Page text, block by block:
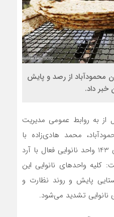
محمودآباد از رصد و پایش
به روابط عمومی مدیریت
محمد هادی‌زاده با
بیان اینکه این شهرستان دارای 143 واحد نانوایی فعال با آرد
و 2 است، گفت: کلیه واحدهای نانوایی این
پایش و روند نظارت و
نانوایی تشدید می‌شود.